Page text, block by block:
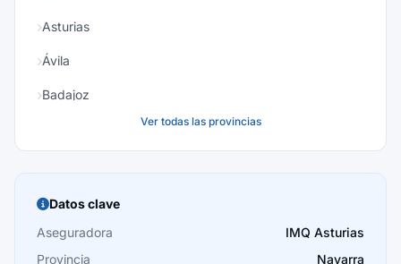
Asturias
Ávila
Badajoz
Burgos
Cáceres
Ver todas las provincias
Datos clave
Aseguradora
IMQ Asturias
Provincia
Navarra